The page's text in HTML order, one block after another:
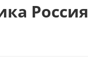
Россия